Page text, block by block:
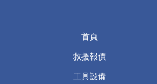
首頁
救援報價
工具設備